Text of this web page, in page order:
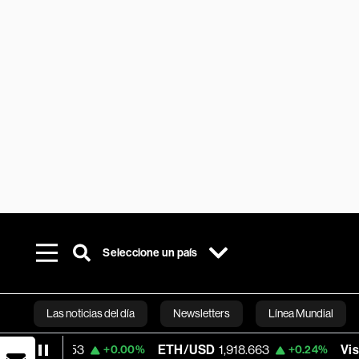
Seleccione un país
Las noticias del día Newsletters Línea Mundial
Bloomberg
+0.00% ETH/USD 1,918.663 +0.24% Visa 362.50